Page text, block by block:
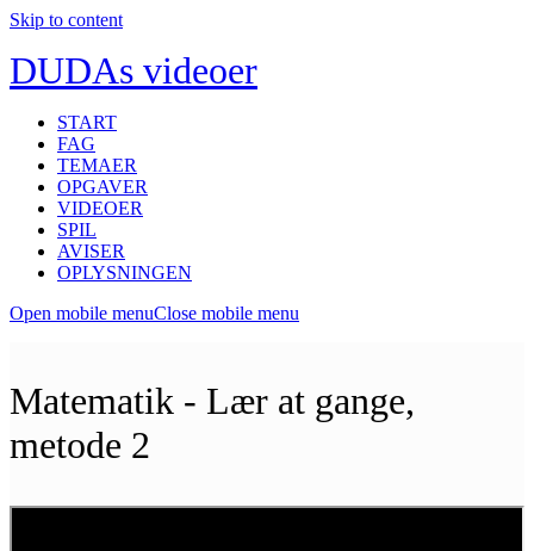
Skip to content
DUDAs videoer
START
FAG
TEMAER
OPGAVER
VIDEOER
SPIL
AVISER
OPLYSNINGEN
Open mobile menuClose mobile menu
Matematik - Lær at gange,
metode 2